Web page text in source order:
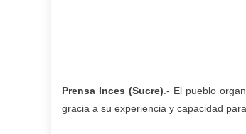
Prensa Inces (Sucre) .- El pueblo
gracia a su experiencia y capacidad